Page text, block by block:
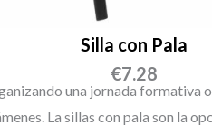
Silla con Pala
€7.28
una jornada formativa
La sillas con pala son la